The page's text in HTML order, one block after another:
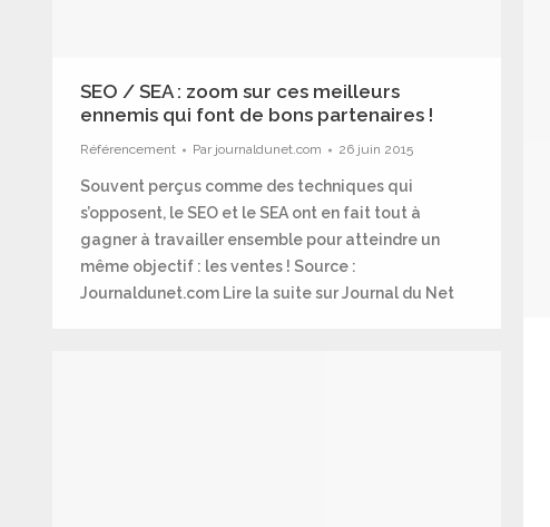
SEO / SEA : zoom sur ces meilleurs
ennemis qui font de bons partenaires !
Référencement Par journaldunet.com 26 juin 2015
Souvent perçus comme des techniques qui
s’opposent, le SEO et le SEA ont en fait tout à
gagner à travailler ensemble pour atteindre un
même objectif : les ventes ! Source :
Journaldunet.com Lire la suite sur Journal du Net